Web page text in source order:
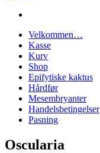
Velkommen…
Kasse
Kurv
Shop
Epifytiske kaktus
Hårdfør
Mesembryanter
Handelsbetingelser
Pasning
Oscularia